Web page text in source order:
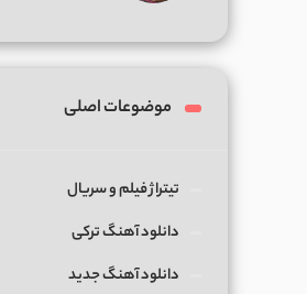
موضوعات اصلی
تیتراژ فیلم و سریال
دانلود آهنگ ترکی
دانلود آهنگ جدید